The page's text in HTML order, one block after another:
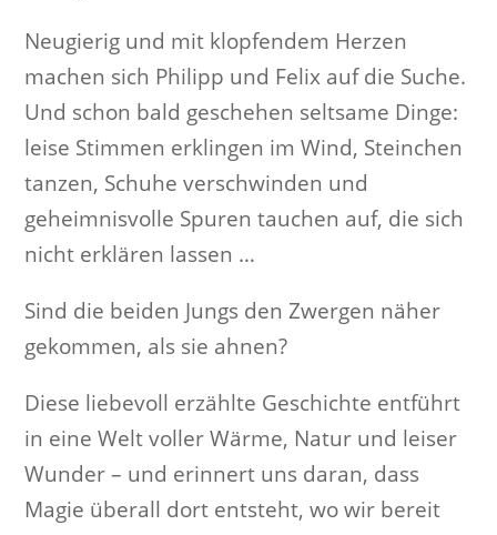
Neugierig und mit klopfendem Herzen
machen sich Philipp und Felix auf die Suche.
Und schon bald geschehen seltsame Dinge:
leise Stimmen erklingen im Wind, Steinchen
tanzen, Schuhe verschwinden und
geheimnisvolle Spuren tauchen auf, die sich
nicht erklären lassen …
Sind die beiden Jungs den Zwergen näher
gekommen, als sie ahnen?
Diese liebevoll erzählte Geschichte entführt
in eine Welt voller Wärme, Natur und leiser
Wunder – und erinnert uns daran, dass
Magie überall dort entsteht, wo wir bereit